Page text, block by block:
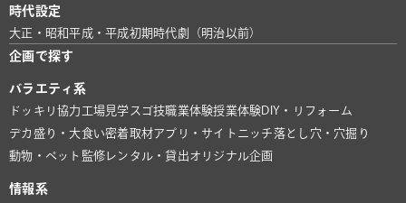
時代設定
大正・昭和平成・平成初期時代劇（明治以前）
企画で探す
バラエティ系
ドッキリ協力 工場見学 スゴ技職業体験授業体験 DIY・リフォーム
デカ盛り・大食い密着取材アプリ・サイト ニッチ落とし穴・穴掘り
動物・ペット 監修 レンタル・貸出オリジナル企画
情報系